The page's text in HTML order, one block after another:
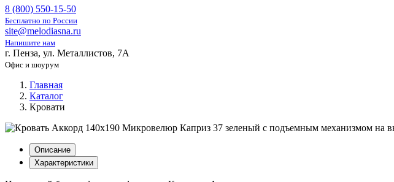
8 (800) 550-15-50
Бесплатно по России
site@melodiasna.ru
Напишите нам
г. Пенза, ул. Металлистов, 7А
Офис и шоурум
Главная
Каталог
Кровати
Описание
Характеристики